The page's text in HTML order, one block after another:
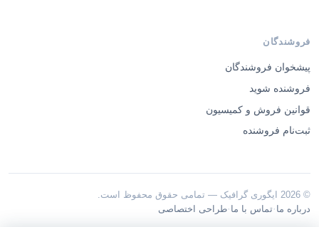
فروشندگان
پیشخوان فروشندگان
فروشنده شوید
قوانین فروش و کمیسیون
ثبت‌نام فروشنده
© 2026 ایگوری گرافیک — تمامی حقوق محفوظ است.
درباره ما ·تماس با ما ·طراحی اختصاصی